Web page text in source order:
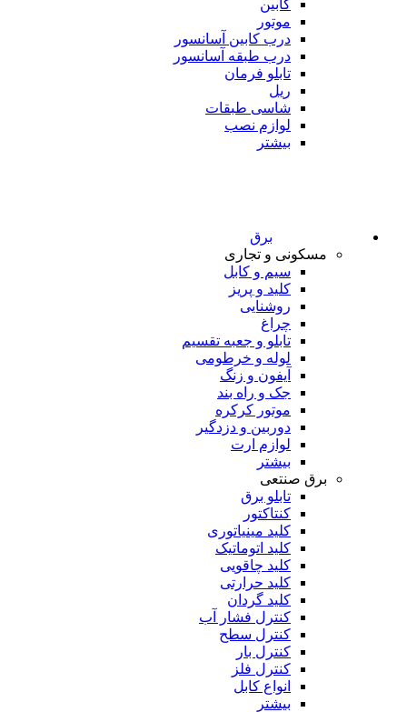
کابین
موتور
درب کابین آسانسور
درب طبقه آسانسور
تابلو فرمان
ریل
شاسی طبقات
لوازم نصب
بیشتر
برق
مسکونی و تجاری
سیم و کابل
کلید و پریز
روشنایی
چراغ
تابلو و جعبه تقسیم
لوله و خرطومی
آیفون و زنگ
جک و راه بند
موتور کرکره
دوربین و دزدگیر
لوازم ارت
بیشتر
برق صنتعی
تابلو برق
کنتاکتور
کلید مینیاتوری
کلید اتوماتیک
کلید چاقویی
کلید حرارتی
کلید گردان
کنترل فشار آب
کنترل سطح
کنترل بار
کنترل فلز
انواع کابل
بیشتر